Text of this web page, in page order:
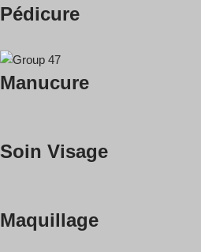
Pédicure
Manucure
Soin Visage
Maquillage